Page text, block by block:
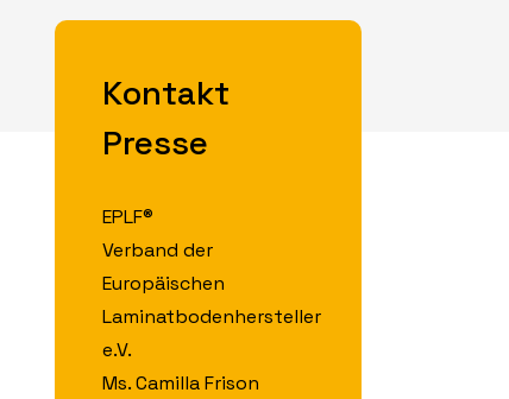
Kontakt
Presse
EPLF®
Verband der
Europäischen
Laminatbodenhersteller
e.V.
Ms. Camilla Frison